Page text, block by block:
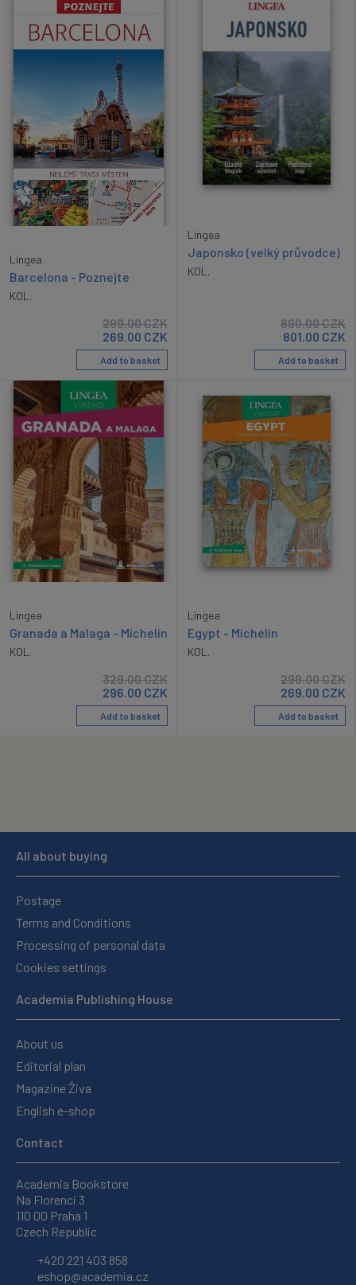
Lingea
Barcelona - Poznejte
KOL.
299.00CZK
269.00 CZK
Add to basket
Lingea
Japonsko (velký průvodce)
KOL.
890.00CZK
801.00 CZK
Add to basket
Lingea
Granada a Malaga - Michelin
KOL.
329.00CZK
296.00 CZK
Add to basket
Lingea
Egypt - Michelin
KOL.
299.00CZK
269.00 CZK
Add to basket
All about buying
Postage
Terms and Conditions
Processing of personal data
Cookies settings
Academia Publishing House
About us
Editorial plan
Magazine Živa
English e-shop
Contact
Academia Bookstore
Na Florenci 3
110 00 Praha 1
Czech Republic
+420 221 403 858
eshop@academia.cz